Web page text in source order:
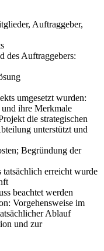
Auftraggeber,
des Auftraggebers:
umgesetzt wurden:
ihre Merkmale
die strategischen
unterstützt und
Begründung der
erreicht wurde
beachtet werden
Vorgehensweise im
Ablauf
und zur